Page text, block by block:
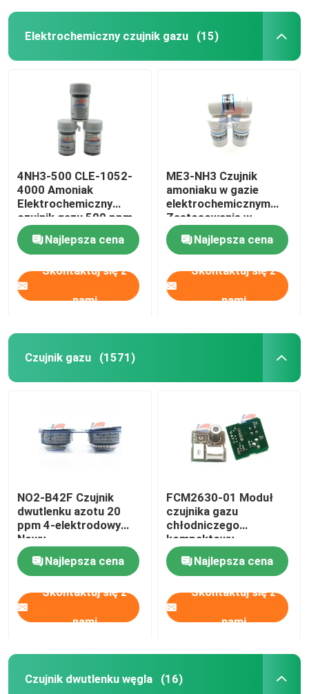
Elektrochemiczny czujnik gazu (15)
4NH3-500 CLE-1052-
4000 Amoniak
Elektrochemiczny
czujnik gazu 500 ppm
Najlepsza cena
Skontaktuj się z
nami
ME3-NH3 Czujnik
amoniaku w gazie
elektrochemicznym
Zastosowanie w
dziedzinie ochrony
środowiska
Najlepsza cena
Skontaktuj się z
nami
Czujnik gazu (1571)
NO2-B42F Czujnik
dwutlenku azotu 20
ppm 4-elektrodowy
Nowy
Najlepsza cena
Skontaktuj się z
nami
FCM2630-01 Moduł
czujnika gazu
chłodniczego
kompaktowy
wbudowany
Najlepsza cena
Skontaktuj się z
nami
Czujnik dwutlenku węgla (16)